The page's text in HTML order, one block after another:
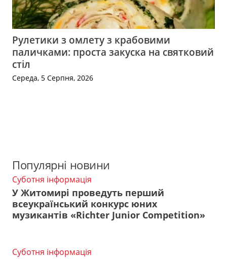
Рулетики з омлету з крабовими
паличками: проста закуска на святковий
стіл
Середа, 5 Серпня, 2026
Популярні новини
Суботня інформація
У Житомирі проведуть перший
всеукраїнський конкурс юних
музикантів «Richter Junior Competition»
Суботня інформація